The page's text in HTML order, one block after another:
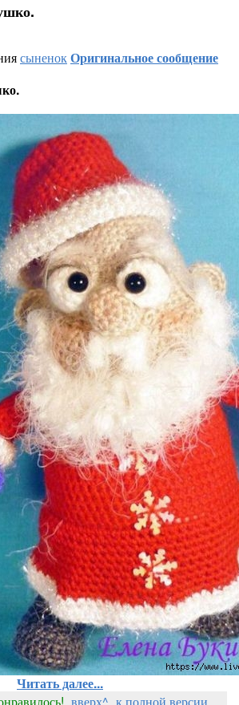
сыненокОригинальное сообщение
Читать далее...